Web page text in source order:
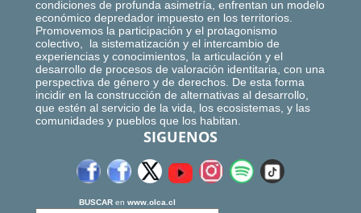
condiciones de profunda asimetría, enfrentan un modelo
económico depredador impuesto en los territorios.
Promovemos la participación y el protagonismo
colectivo, la sistematización y el intercambio de
experiencias y conocimientos, la articulación y el
desarrollo de procesos de valoración identitaria, con una
perspectiva de género y de derechos. De esta forma
incidir en la construcción de alternativas al desarrollo,
que estén al servicio de la vida, los ecosistemas, y las
comunidades y pueblos que los habitan.
SIGUENOS
BUSCAR en www.olca.cl